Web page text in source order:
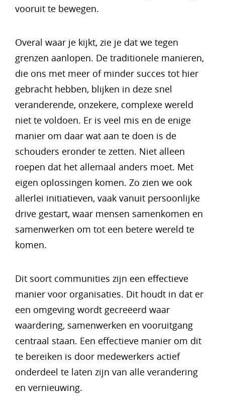
vooruit te bewegen.
Overal waar je kijkt, zie je dat we tegen
grenzen aanlopen. De traditionele manieren,
die ons met meer of minder succes tot hier
gebracht hebben, blijken in deze snel
veranderende, onzekere, complexe wereld
niet te voldoen. Er is veel mis en de enige
manier om daar wat aan te doen is de
schouders eronder te zetten. Niet alleen
roepen dat het allemaal anders moet. Met
eigen oplossingen komen. Zo zien we ook
allerlei initiatieven, vaak vanuit persoonlijke
drive gestart, waar mensen samenkomen en
samenwerken om tot een betere wereld te
komen.
Dit soort communities zijn een effectieve
manier voor organisaties. Dit houdt in dat er
een omgeving wordt gecreëerd waar
waardering, samenwerken en vooruitgang
centraal staan. Een effectieve manier om dit
te bereiken is door medewerkers actief
onderdeel te laten zijn van alle verandering
en vernieuwing.